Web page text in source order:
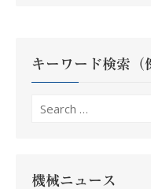
ン
キーワード検索（
Search
機械ニュース